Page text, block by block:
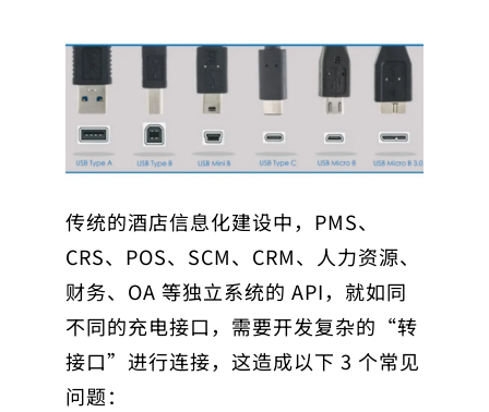
传统的酒店信息化建设中，PMS、
CRS、POS、SCM、CRM、人力资源、
财务、OA 等独立系统的 API，就如同
不同的充电接口，需要开发复杂的“转
接口”进行连接，这造成以下 3 个常见
问题：